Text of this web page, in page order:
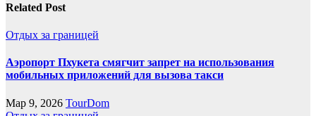
Related Post
Отдых за границей
Аэропорт Пхукета смягчит запрет на использования
мобильных приложений для вызова такси
Мар 9, 2026 TourDom